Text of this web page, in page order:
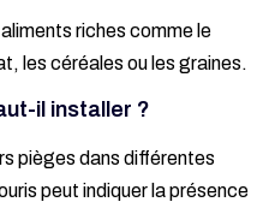
riches comme le
les céréales ou les graines.
il installer ?
pièges dans différentes
peut indiquer la présence